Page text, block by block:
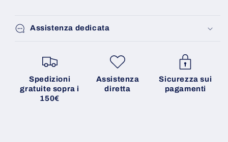
Assistenza dedicata
Spedizioni
gratuite sopra i
150€
Assistenza
diretta
Sicurezza sui
pagamenti